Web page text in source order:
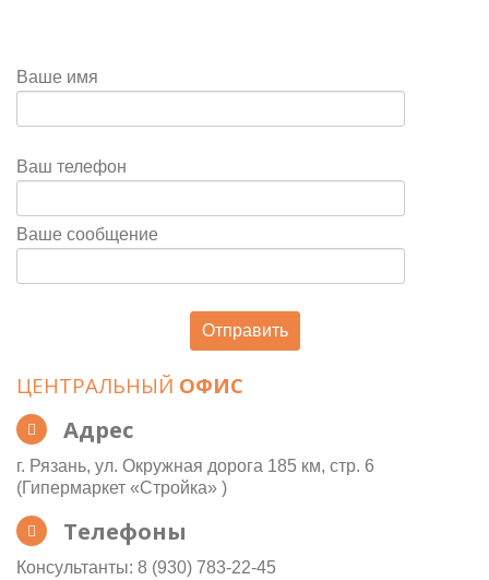
Ваше имя
Ваш телефон
Ваше сообщение
ЦЕНТРАЛЬНЫЙ ОФИС
Адрес
г. Рязань, ул. Окружная дорога 185 км, стр. 6
(Гипермаркет «Стройка» )
Телефоны
Консультанты: 8 (930) 783-22-45